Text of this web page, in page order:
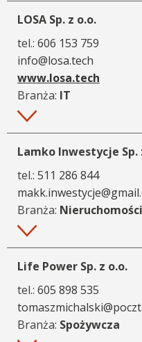
LOSA Sp. z o.o.
tel.: 606 153 759
info@losa.tech
www.losa.tech
Branża: IT
Więcej
Lamko Inwestycje Sp.
tel.: 511 286 844
Branża: Nieruchomości
Więcej
Life Power Sp. z o.o.
tel.: 605 898 535
Branża: Spożywcza